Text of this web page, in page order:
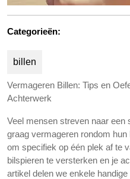
Categorieën:
billen
Vermageren Billen: Tips en
Achterwerk
Veel mensen streven naar
graag vermageren rondom
om specifiek op één plek af te
bilspieren te versterken en je
artikel delen we enkele